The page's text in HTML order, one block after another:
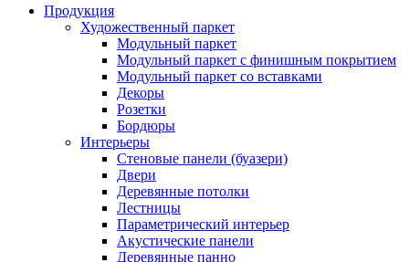
Продукция
Художественный паркет
Модульный паркет
Модульный паркет с финишным покрытием
Модульный паркет со вставками
Декоры
Розетки
Бордюры
Интерьеры
Стеновые панели (буазери)
Двери
Деревянные потолки
Лестницы
Параметрический интерьер
Акустические панели
Деревянные панно